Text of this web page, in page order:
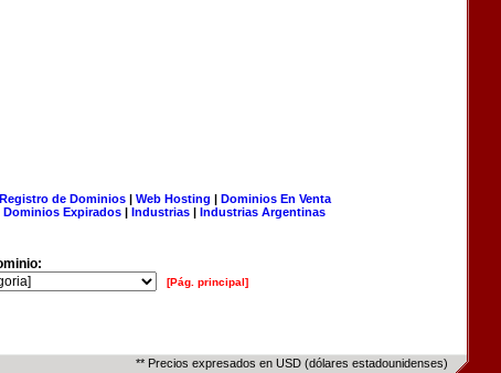
Registro de Dominios| Web Hosting | Dominios En Venta
Dominios Expirados | Industrias | Industrias Argentinas
[Pág. principal]
** Precios expresados en USD (dólares estadounidenses)